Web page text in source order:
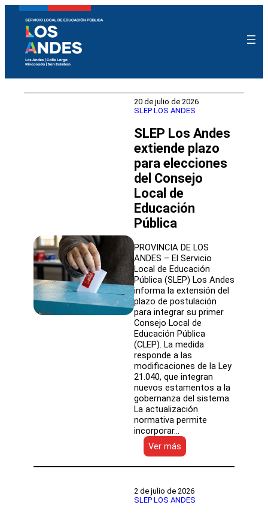
20 de julio de 2026
SLEP LOS ANDES
SLEP Los Andes
extiende plazo
para elecciones
del Consejo
Local de
Educación
Pública
PROVINCIA DE LOS
ANDES – El Servicio
Local de Educación
Pública (SLEP) Los Andes
informa la extensión del
plazo de postulación
para integrar su primer
Consejo Local de
Educación Pública
(CLEP). La medida
responde a las
modificaciones de la Ley
21.040, que integran
nuevos estamentos a la
gobernanza del sistema.
La actualización
normativa permite
incorporar…
Ver más
SLEP
Los
extiende
plazo
2 de julio de 2026
SLEP LOS ANDES